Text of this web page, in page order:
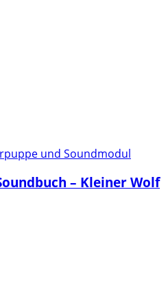
und Soundmodul
– Kleiner Wolf